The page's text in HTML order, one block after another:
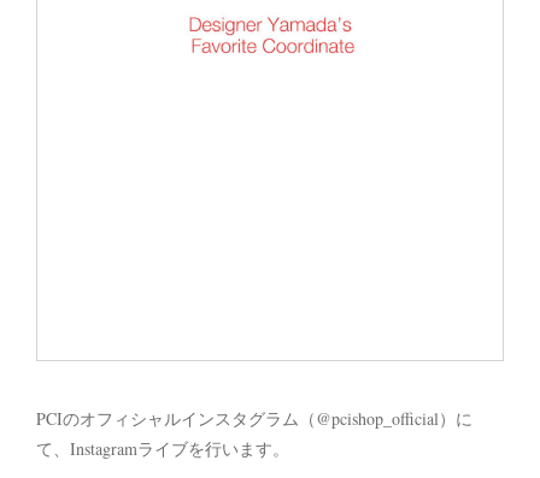
PCIのオフィシャルインスタグラム（@pcishop_official）に
て、Instagramライブを行います。